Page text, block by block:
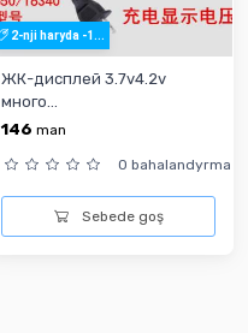
2-nji haryda -1...
ЖК-дисплей 3.7v4.2v
много...
146 man
0 bahalandyrma
Sebede goş